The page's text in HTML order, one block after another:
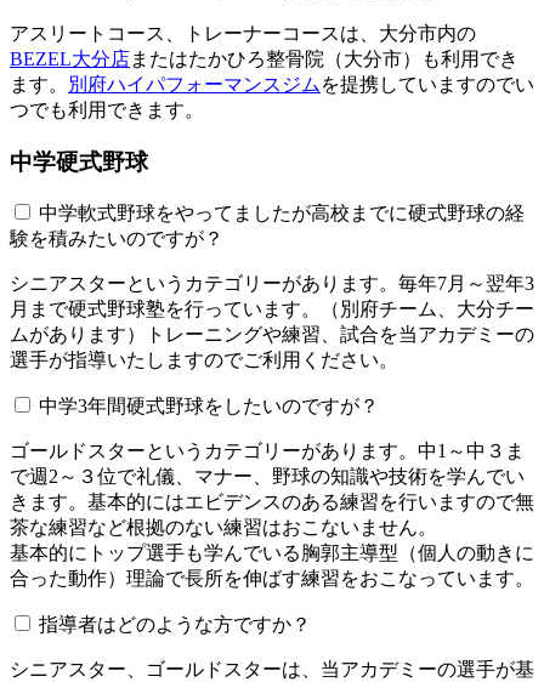
アスリートコース、トレーナーコースは、大分市内の
BEZEL大分店またはたかひろ整骨院（大分市）も利用でき
ます。
別府ハイパフォーマンスジム を提携していますのでい
つでも利用できます。
中学硬式野球
中学軟式野球をやってましたが高校までに硬式野球の経
験を積みたいのですが？
シニアスターというカテゴリーがあります。毎年7月～翌年3
月まで硬式野球塾を行っています。（別府チーム、大分チー
ムがあります）トレーニングや練習、試合を当アカデミーの
選手が指導いたしますのでご利用ください。
中学3年間硬式野球をしたいのですが？
ゴールドスターというカテゴリーがあります。中1～中３ま
で週2～３位で礼儀、マナー、野球の知識や技術を学んでい
きます。基本的にはエビデンスのある練習を行いますので無
茶な練習など根拠のない練習はおこないません。
基本的にトップ選手も学んでいる胸郭主導型（個人の動きに
合った動作）理論で長所を伸ばす練習をおこなっています。
指導者はどのような方ですか？
シニアスター、ゴールドスターは、当アカデミーの選手が基